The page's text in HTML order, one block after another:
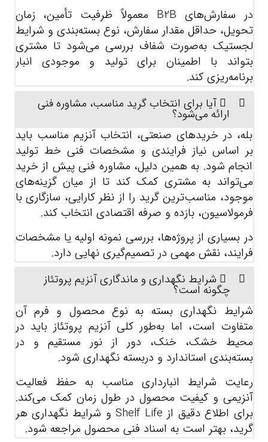
در سفارش‌های B2B معمولاً ظرفیت تأمین، زمان
تحویل، حداقل مقدار سفارش، نوع بسته‌بندی و شرایط
لجستیک به‌صورت شفاف بررسی می‌شود تا مشتری
بتواند با اطمینان برای تولید و موجودی انبار
برنامه‌ریزی کند.
آیا برای انتخاب گرید مناسب، مشاوره فنی
ارائه می‌شود؟
بله، در خریدهای صنعتی، انتخاب آنزیم مناسب باید
بر اساس نیاز فرایندی و مشخصات فنی خط تولید
انجام شود. به همین دلیل، مشاوره فنی پیش از خرید
می‌تواند به مشتری کمک کند تا از میان گزینه‌های
موجود، مناسب‌ترین گرید را از نظر کارایی، سازگاری با
فرمولاسیون، بازده و صرفه اقتصادی انتخاب کند.
در بسیاری از پروژه‌ها، بررسی نمونه اولیه یا مشخصات
فرایند، نقش مهمی در تصمیم‌گیری نهایی دارد.
شرایط نگهداری و ماندگاری آنزیم پروتئاز
چگونه است؟
شرایط نگهداری بسته به نوع محصول و فرم آن
متفاوت است، اما به‌طور کلی آنزیم پروتئاز باید در
محیط خشک، خنک، دور از نور مستقیم و در
بسته‌بندی استاندارد و دربسته نگهداری شود.
رعایت شرایط انبارداری مناسب به حفظ فعالیت
آنزیمی و کیفیت محصول در طول زمان کمک می‌کند.
برای اطلاع دقیق از Shelf Life و شرایط نگهداری هر
گرید، بهتر است به اسناد فنی محصول مراجعه شود.